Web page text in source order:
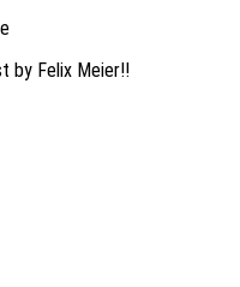
by Felix Meier!!